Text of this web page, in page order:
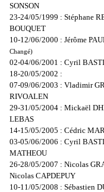
SONSON
23-24/05/1999 : Stéphane
BOUQUET
10-12/06/2000 : Jérôme
Changé)
02-04/06/2001 : Cyril
18-20/05/2002 :
07-09/06/2003 : Vladimir
RIVOALEN
29-31/05/2004 : Mickaël
LEBAS
14-15/05/2005 : Cédric
03-05/06/2006 : Cyril
MATHEOU
26-28/05/2007 : Nicolas
Nicolas CAPDEPUY
10-11/05/2008 : Sébastien